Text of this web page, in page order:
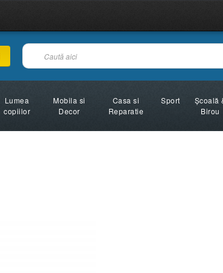
Lumea
copiilor
Mobila si
Decor
Casa si
Reparatie
Sport
Şcoală
Birou